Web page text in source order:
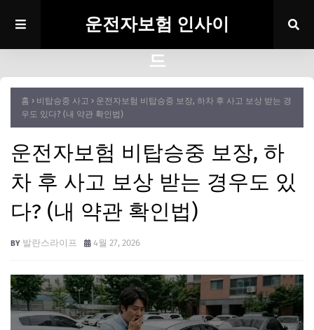
운전자보험 인사이
드
홈 비탑승중 사고
운전자보험 비탑승중 보장, 하차 후 사고 보상 받는 경
우도 있다? (내 약관 확인법)
운전자보험 비탑승중 보장, 하
차 후 사고 보상 받는 경우도 있
다? (내 약관 확인법)
발란스라이프 4월 27, 2026